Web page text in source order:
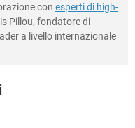
con esperti di high-
Pillou, fondatore di
a livello internazionale